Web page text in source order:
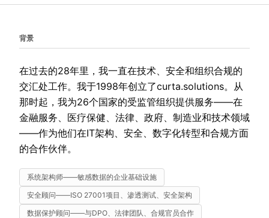
背景
在过去的28年里，我一直在技术、安全和组织合规的
交汇处工作。我于1998年创立了curta.solutions。从
那时起，我为26个国家的受监管组织提供服务——在
金融服务、医疗保健、法律、政府、制造业和技术领域
——作为他们在IT架构、安全、数字化转型和合规方面
的合作伙伴。
系统架构师——敏感数据的企业基础设施
安全顾问——ISO 27001项目、渗透测试、安全架构
数据保护顾问——与DPO、法律团队、合规官员合作